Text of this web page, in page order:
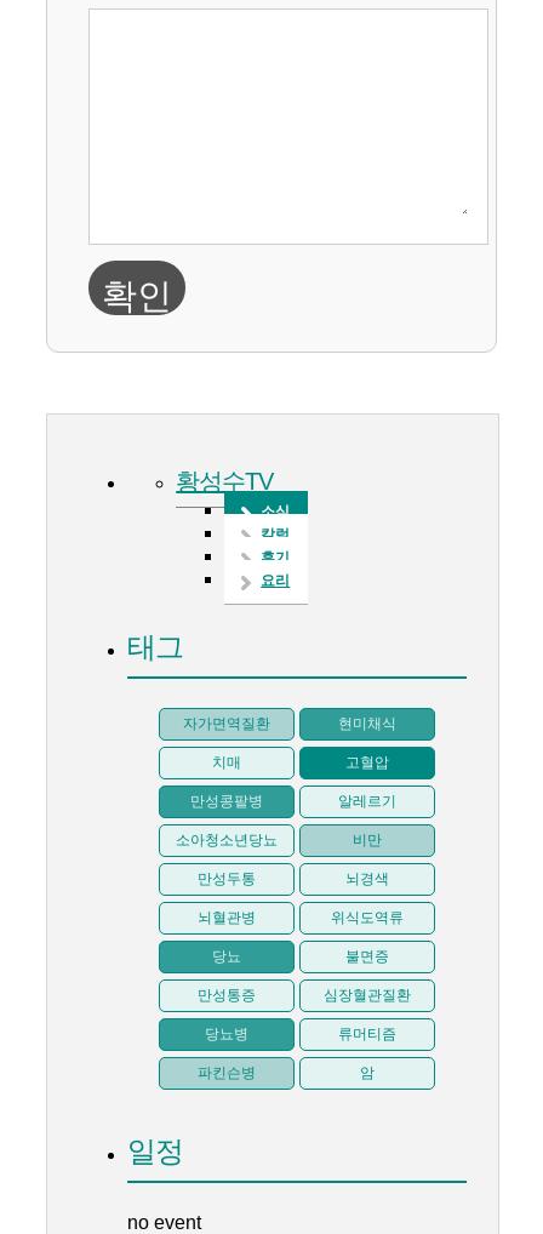
확인
황성수TV
소식
칼럼
후기
요리
태그
자가면역질환 현미채식
치매 고혈압
만성콩팥병 알레르기
소아청소년당뇨 비만
만성두통 뇌경색
뇌혈관병 위식도역류
당뇨 불면증
만성통증 심장혈관질환
당뇨병 류머티즘
파킨슨병 암
일정
no event